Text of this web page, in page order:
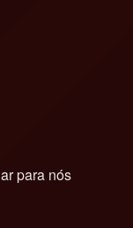
para nós